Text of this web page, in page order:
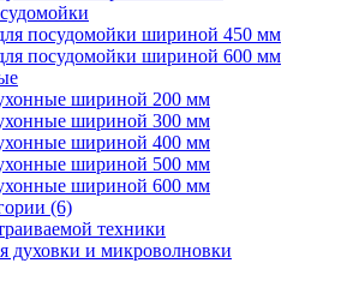
посудомойки шириной 450 мм
посудомойки шириной 600 мм
шириной 200 мм
шириной 300 мм
шириной 400 мм
шириной 500 мм
шириной 600 мм
(6)
техники
духовки и микроволновки